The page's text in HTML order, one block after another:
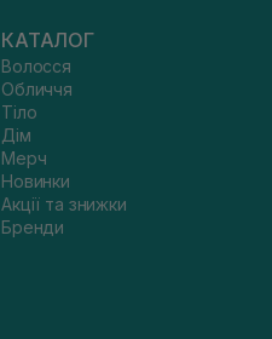
КАТАЛОГ
Волосся
Обличчя
Тіло
Дім
Мерч
Новинки
Акції та знижки
Бренди